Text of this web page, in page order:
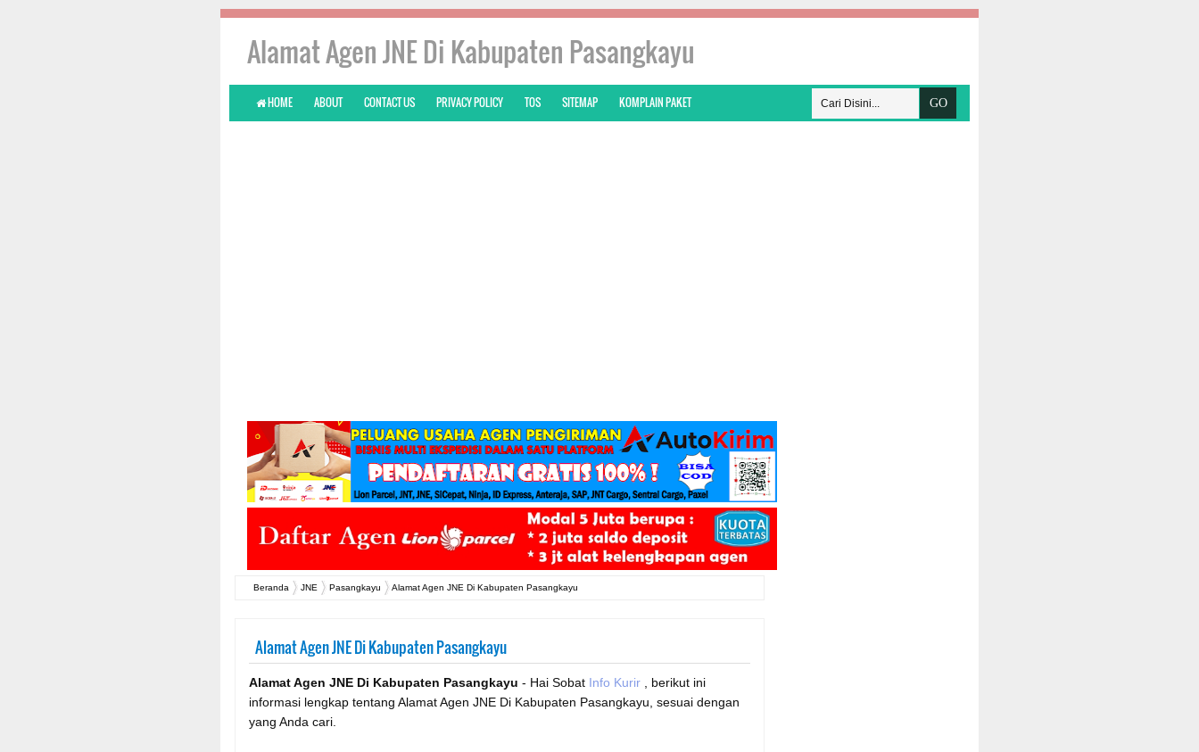
Alamat Agen JNE Di Kabupaten Pasangkayu
HOME ABOUT CONTACT US PRIVACY POLICY TOS SITEMAP KOMPLAIN PAKET
Beranda JNE Pasangkayu Alamat Agen JNE Di Kabupaten Pasangkayu
Alamat Agen JNE Di Kabupaten Pasangkayu
Alamat Agen JNE Di Kabupaten Pasangkayu - Hai Sobat Info Kurir
, berikut ini
informasi lengkap tentang Alamat Agen JNE Di Kabupaten Pasangkayu, sesuai dengan
yang Anda cari.